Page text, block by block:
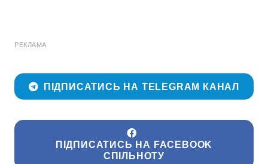
РЕКЛАМА
ПІДПИСАТИСЬ НА TELEGRAM КАНАЛ
ПІДПИСАТИСЬ НА FACEBOOK
СПІЛЬНОТУ